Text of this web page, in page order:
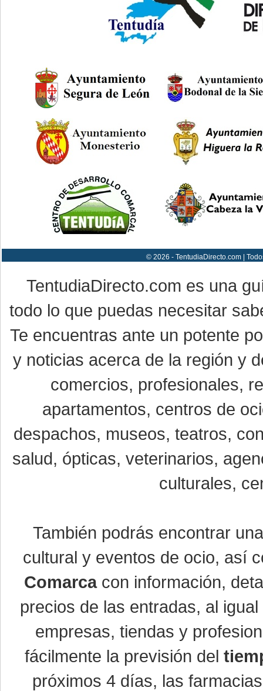
© 2026 - TentudiaDirecto.com |
TentudiaDirecto.com es una
todo lo que puedas necesitar
Te encuentras ante un potente
y noticias acerca de la región y
comercios, profesionales,
apartamentos, centros de
despachos, museos, teatros,
salud, ópticas, veterinarios,
culturales,
También podrás encontrar
cultural y eventos de ocio, así
Comarcacon información,
precios de las entradas, al
empresas, tiendas y
fácilmente la previsión del
próximos 4 días, las